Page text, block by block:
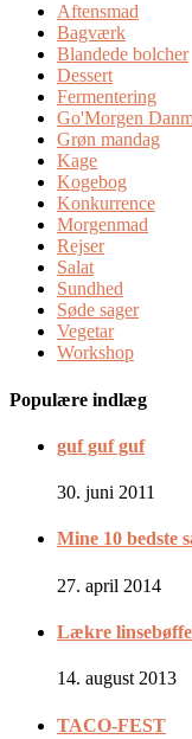
Aftensmad
Bagværk
Blandede bolcher
Dessert
Fermentering
Go'Morgen
Grøn mandag
Kage
Kogebog
Konkurrence
Morgenmad
Rejser
Salat
Sundhed
Søde sager
Vegetar
Workshop
Populære indlæg
guf guf guf
30. juni 2011
Mine 10 bedste
27. april 2014
Lækre
14. august 2013
TACO-FEST